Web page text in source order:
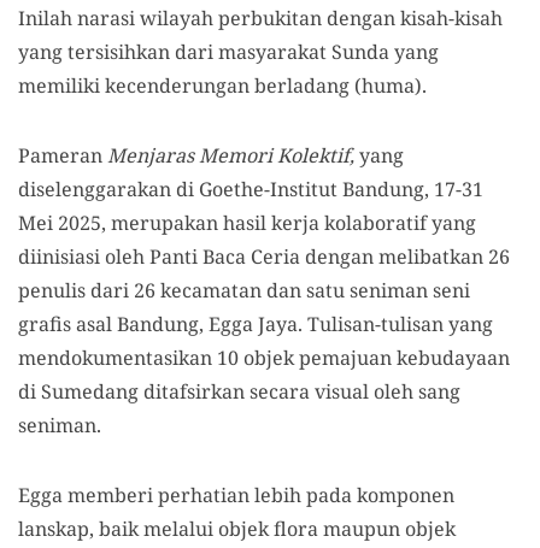
Inilah narasi wilayah perbukitan dengan kisah-kisah
yang tersisihkan dari masyarakat Sunda yang
memiliki kecenderungan berladang (huma).
PameranMenjaras Memori Kolektif,yang
diselenggarakan di Goethe-Institut Bandung, 17-31
Mei 2025, merupakan hasil kerja kolaboratif yang
diinisiasi oleh Panti Baca Ceria dengan melibatkan 26
penulis dari 26 kecamatan dan satu seniman seni
grafis asal Bandung, Egga Jaya. Tulisan-tulisan yang
mendokumentasikan 10 objek pemajuan kebudayaan
di Sumedang ditafsirkan secara visual oleh sang
seniman.
Egga memberi perhatian lebih pada komponen
lanskap, baik melalui objek flora maupun objek